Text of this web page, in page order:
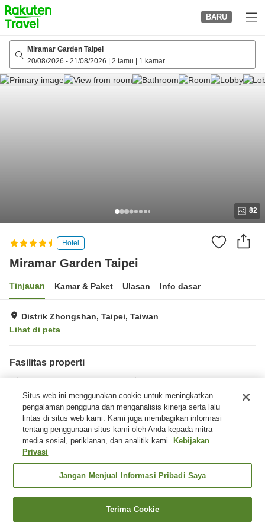
to
top
page
BARU
Miramar Garden Taipei
20/08/2026 - 21/08/2026 2 tamu 1 kamar
82
Hotel
Miramar Garden Taipei
Tinjauan Kamar & Paket Ulasan Info dasar
Distrik Zhongshan, Taipei, Taiwan
Lihat di peta
Fasilitas properti
Tempat parkir
Restoran
Bar
Benar-benar bebas rokok
Beranda Taiwan Taipei Distrik Zhongshan
Bitou Village
Miramar Garden Taipei
Cari kamar
Situs web ini menggunakan cookie untuk meningkatkan
pengalaman pengguna dan menganalisis kinerja serta lalu
lintas di situs web kami. Kami juga membagikan informasi
tentang penggunaan situs kami oleh Anda kepada mitra
media sosial, periklanan, dan analitik kami. Kebijakan
Privasi
Jangan Menjual Informasi Pribadi Saya
Terima Cookie